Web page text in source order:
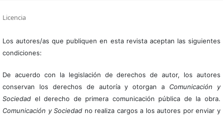
Licencia
Los autores/as que publiquen en esta revista aceptan las siguientes
condiciones:
De acuerdo con la legislación de derechos de autor, los autores
conservan los derechos de autoría y otorgan a Comunicación y
Sociedadel derecho de primera comunicación pública de la obra.
Comunicación y Sociedad no realiza cargos a los autores por enviar y